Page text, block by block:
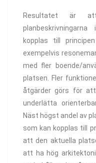
Resultatet är
kopplas till
exempelvis
med fler boende/
platsen. Fler
åtgärder görs för
underlätta
Näst högst andel av
som kan kopplas till
att den aktuella
att ha hög